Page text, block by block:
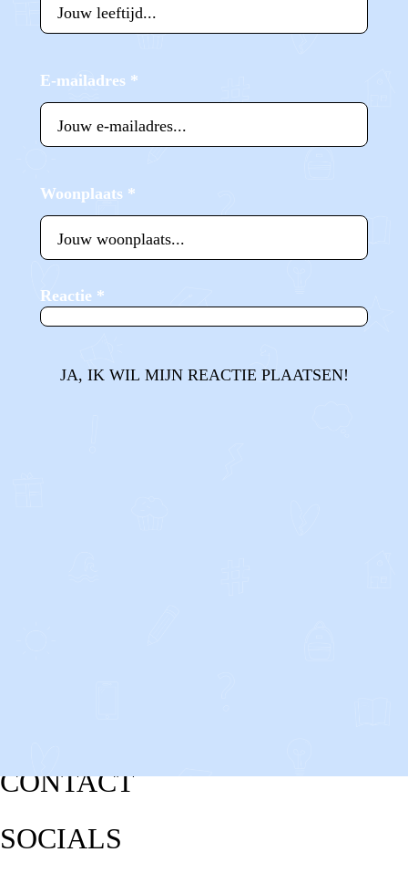
E-mailadres *
Woonplaats *
Reactie *
JA, IK WIL MIJN REACTIE PLAATSEN!
CONTACT
SOCIALS